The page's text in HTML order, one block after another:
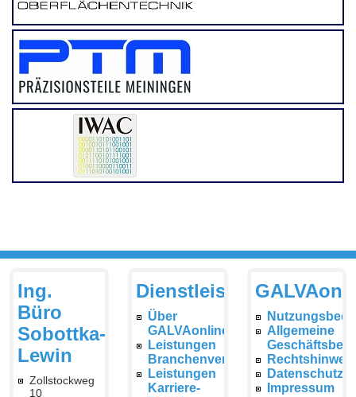
Ing.
Büro
Sobottka-
Lewin
Zollstockweg
10
Dienstleistungen
Über
GALVAonline
Leistungen
Branchenverzeichnis
Leistungen
Karriere-
Allgemeine
Impressum